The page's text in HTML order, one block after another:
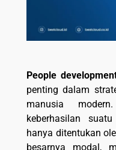
People
penting dalam
manusia
keberhasilan
hanya ditentukan
besarnya modal,